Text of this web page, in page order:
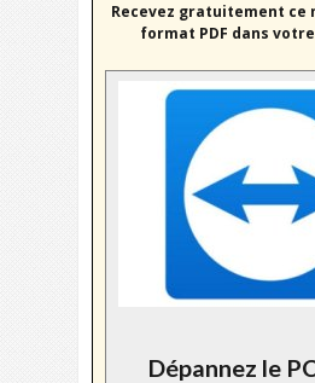
Recevez gratuitement ce
format PDF dans
Dépannez le